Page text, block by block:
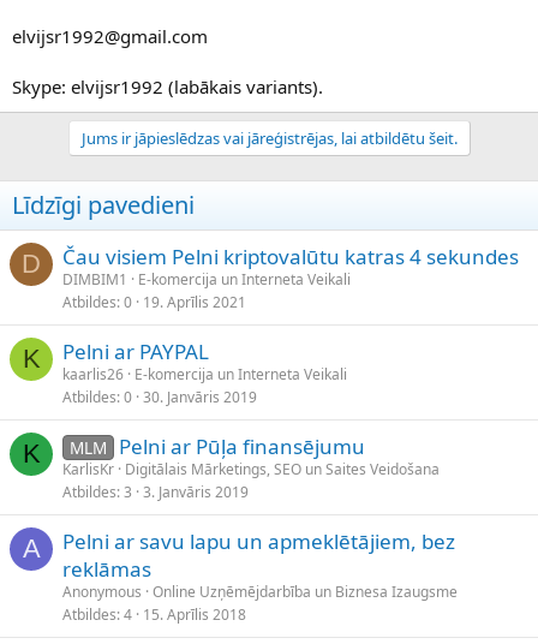
elvijsr1992@gmail.com
Skype: elvijsr1992 (labākais variants).
Jums ir jāpieslēdzas vai jāreģistrējas, lai atbildētu šeit.
Līdzīgi pavedieni
D Čau visiem Pelni kriptovalūtu katras 4 sekundes
DIMBIM1
E-komercija un Interneta Veikali
Atbildes 0 19. Aprīlis 2021
K Pelni ar PAYPAL
kaarlis26 E-komercija un Interneta Veikali
Atbildes 0 30. Janvāris 2019
K MLM Pelni ar Pūļa finansējumu
KarlisKr Digitālais Mārketings, SEO un Saites Veidošana
Atbildes 3 3. Janvāris 2019
A
Pelni ar savu lapu un apmeklētājiem, bez
reklāmas
Anonymous Online Uzņēmējdarbība un Biznesa Izaugsme
Atbildes 4 15. Aprīlis 2018